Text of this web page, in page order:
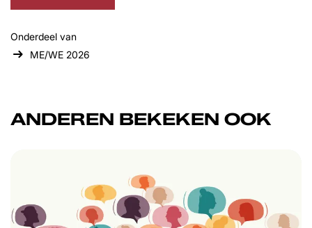
Onderdeel van
ME/WE 2026
ANDEREN BEKEKEN OOK